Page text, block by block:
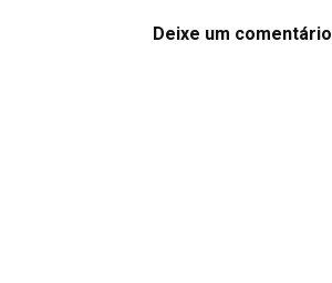
Deixe um comentário